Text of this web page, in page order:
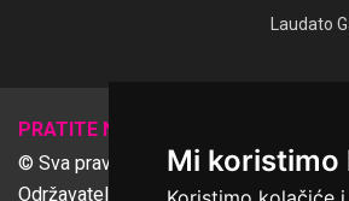
Mi koristimo
Laudato
PRATITE NAS
© Sva prava pridržana Udruga Ime
Održavatelj Netcom d.o.o., Riva 6, Rijeka